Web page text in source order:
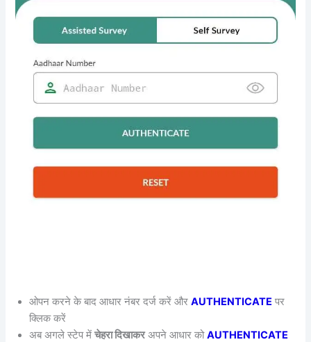
ओपन करने के बाद आधार नंबर दर्ज करें औरAUTHENTICATE पर
क्लिक करें
अब अगले स्टेप मेंचेहरा दिखाकरअपने आधार कोAUTHENTICATE